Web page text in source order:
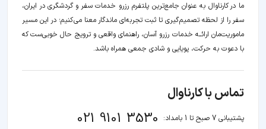
ما در کارناوال به عنوان جامع‌ترین پلتفرم رزرو خدمات سفر و گردشگری در ایران،
سفر را از لحظه‌ تصمیم‌گیری تا ثبت تجربه‌ای ماندگار معنا می‌کنیم؛ در این مسیر‍
ماموریت‌مان اراﺋــﻪ خدمات رزرو آسان، راهنمای واقعی و ترویج حال خوبی‌ست که
با دعوت به حرکت، پویایی و شادی جمعی همراه باشد.
تماس با کارناوال
پشتیبانی 7 صبح تا 1 بامداد: 021 9101 3530